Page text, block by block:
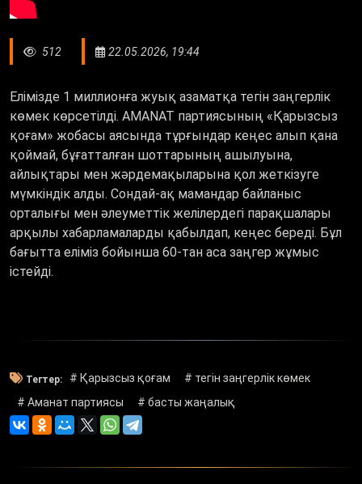
512 22.05.2026, 19:44
Елімізде 1 миллионға жуық азаматқа тегін заңгерлік
көмек көрсетілді. AMANAT партиясының «Қарызсыз
қоғам» жобасы аясында тұрғындар кеңес алып қана
қоймай, бұғатталған шоттарының ашылуына,
айлықтары мен жәрдемақыларына қол жеткізуге
мүмкіндік алды. Сондай-ақ мамандар байланыс
орталығы мен әлеуметтік желілердегі парақшалары
арқылы хабарламаларды қабылдап, кеңес береді. Бұл
бағытта еліміз бойынша 60-тан аса заңгер жұмыс
істейді.
Тегтер: # Қарызсыз қоғам
# тегін заңгерлік көмек
# Аманат партиясы
# басты жаңалық